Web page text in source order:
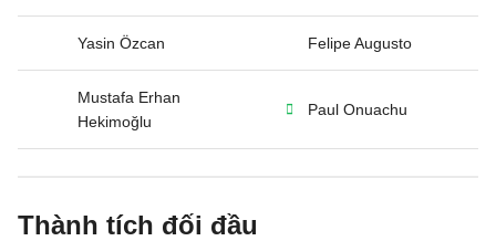
Yasin Özcan Felipe Augusto
Mustafa Erhan
Hekimoğlu
Paul Onuachu
Thành tích đối đầu